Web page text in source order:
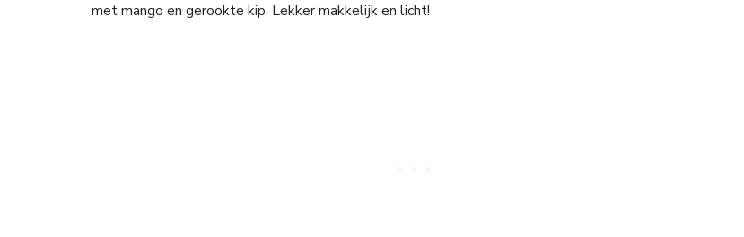
met mango en gerookte kip. Lekker makkelijk en licht!